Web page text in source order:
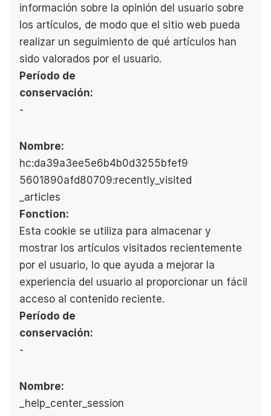
información sobre la opinión del usuario sobre
los artículos, de modo que el sitio web pueda
realizar un seguimiento de qué artículos han
sido valorados por el usuario.
Período de
conservación:
-
Nombre:
hc:da39a3ee5e6b4b0d3255bfef9
5601890afd80709:recently_visited
_articles
Fonction:
Esta cookie se utiliza para almacenar y
mostrar los artículos visitados recientemente
por el usuario, lo que ayuda a mejorar la
experiencia del usuario al proporcionar un fácil
acceso al contenido reciente.
Período de
conservación:
-
Nombre:
_help_center_session